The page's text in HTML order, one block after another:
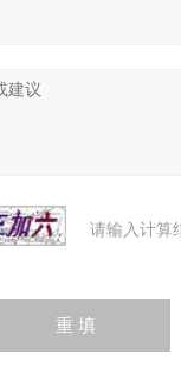
请输入计算